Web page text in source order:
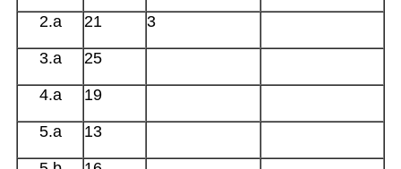
2.a 21 3
3.a 25
4.a 19
5.a 13